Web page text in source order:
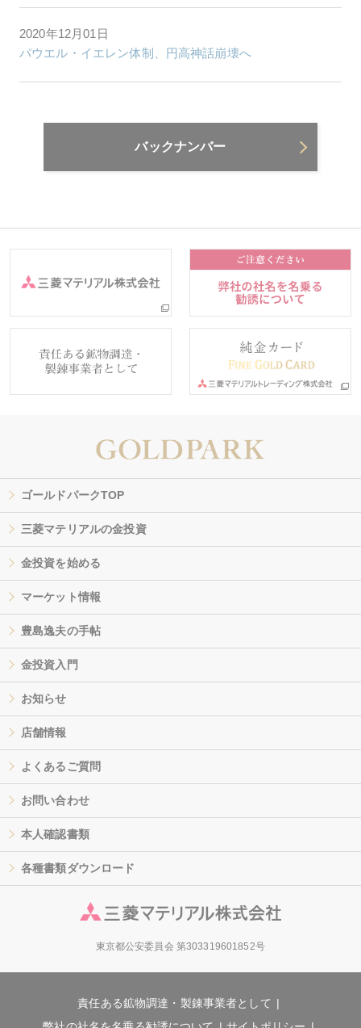
2020年12月01日
パウエル・イエレン体制、円高神話崩壊へ
バックナンバー
ゴールドパークTOP
三菱マテリアルの金投資
金投資を始める
マーケット情報
豊島逸夫の手帖
金投資入門
お知らせ
店舗情報
よくあるご質問
お問い合わせ
本人確認書類
各種書類ダウンロード
東京都公安委員会 第303319601852号
責任ある鉱物調達・製錬事業者として